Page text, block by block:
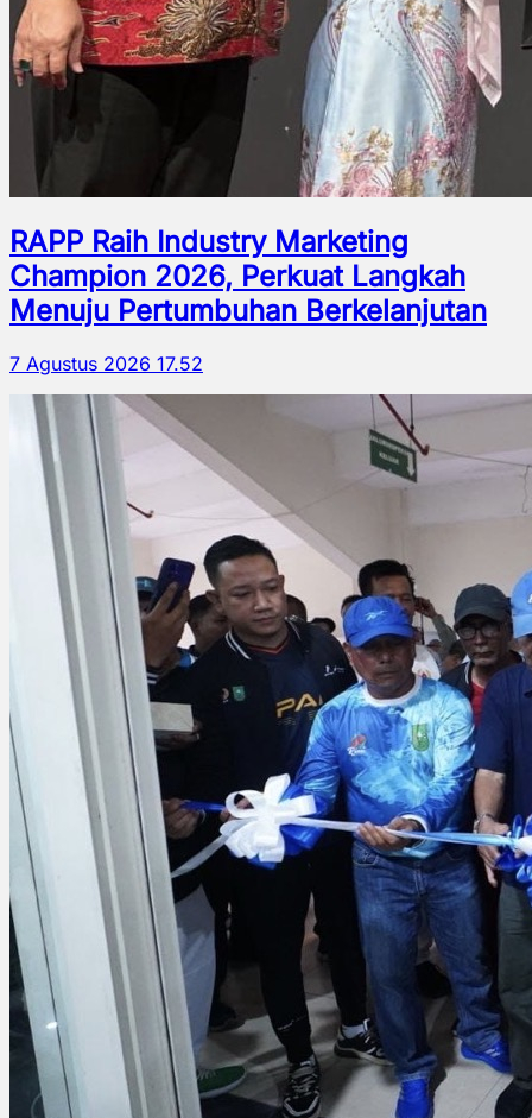
RAPP Raih Industry Marketing
Champion 2026, Perkuat Langkah
Menuju Pertumbuhan Berkelanjutan
7 Agustus 2026 17.52